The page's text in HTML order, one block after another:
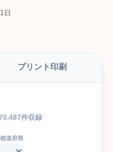
日
プリント印刷
件収録
道府県